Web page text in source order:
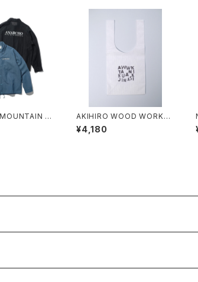
RE
COACH S
AKIHIRO WOOD WORKS /
コンビニタイベック袋
¥4,180